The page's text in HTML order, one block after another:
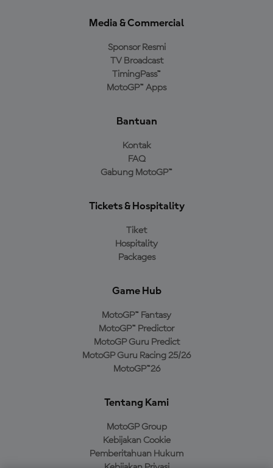
Media & Commercial
Sponsor Resmi
TV Broadcast
TimingPass™
MotoGP™ Apps
Bantuan
Kontak
FAQ
Gabung MotoGP™
Tickets & Hospitality
Tiket
Hospitality
Packages
Game Hub
MotoGP™ Fantasy
MotoGP™ Predictor
MotoGP Guru Predict
MotoGP Guru Racing 25/26
MotoGP™26
Tentang Kami
MotoGP Group
Kebijakan Cookie
Pemberitahuan Hukum